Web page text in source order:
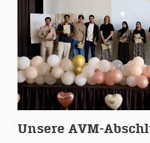
Unsere AVM-